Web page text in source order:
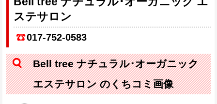
ステサロン
017-752-0583
Bell tree ナチュラル･オーガニック
エステサロン のくちコミ画像